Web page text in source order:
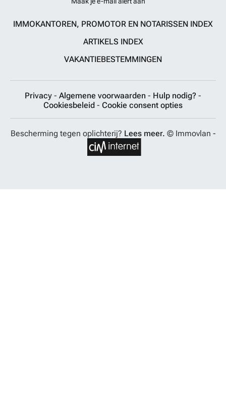
IMMOKANTOREN, PROMOTOR EN NOTARISSEN INDEX
ARTIKELS INDEX
VAKANTIEBESTEMMINGEN
Privacy - Algemene voorwaarden - Hulp nodig? -
Cookiesbeleid - Cookie consent opties
Bescherming tegen oplichterij? Lees meer. © Immovlan -